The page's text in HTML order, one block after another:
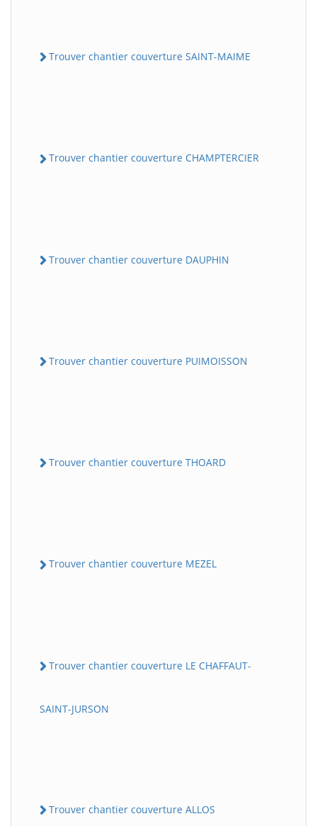
Trouver chantier couverture SAINT-MAIME
Trouver chantier couverture CHAMPTERCIER
Trouver chantier couverture DAUPHIN
Trouver chantier couverture PUIMOISSON
Trouver chantier couverture THOARD
Trouver chantier couverture MEZEL
Trouver chantier couverture LE CHAFFAUT-
SAINT-JURSON
Trouver chantier couverture ALLOS